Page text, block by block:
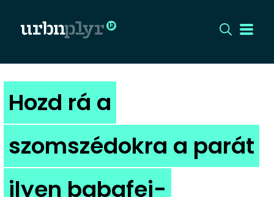
CÍMLAP
DIZÁJN
DIVAT
Hozd rá a
szomszédokra a parát
ilyen babafej-